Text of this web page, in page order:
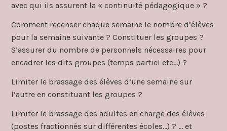
avec qui ils assurent la « continuité pédagogique » ?
Comment recenser chaque semaine le nombre d’élèves
pour la semaine suivante ? Constituer les groupes ?
S’assurer du nombre de personnels nécessaires pour
encadrer les dits groupes (temps partiel etc…) ?
Limiter le brassage des élèves d’une semaine sur
l’autre en constituant les groupes ?
Limiter le brassage des adultes en charge des élèves
(postes fractionnés sur différentes écoles…) ? … et